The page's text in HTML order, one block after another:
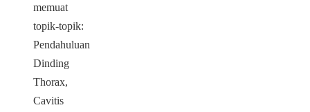
memuat
topik-topik:
Pendahuluan,
Dinding
Thorax,
Cavitis